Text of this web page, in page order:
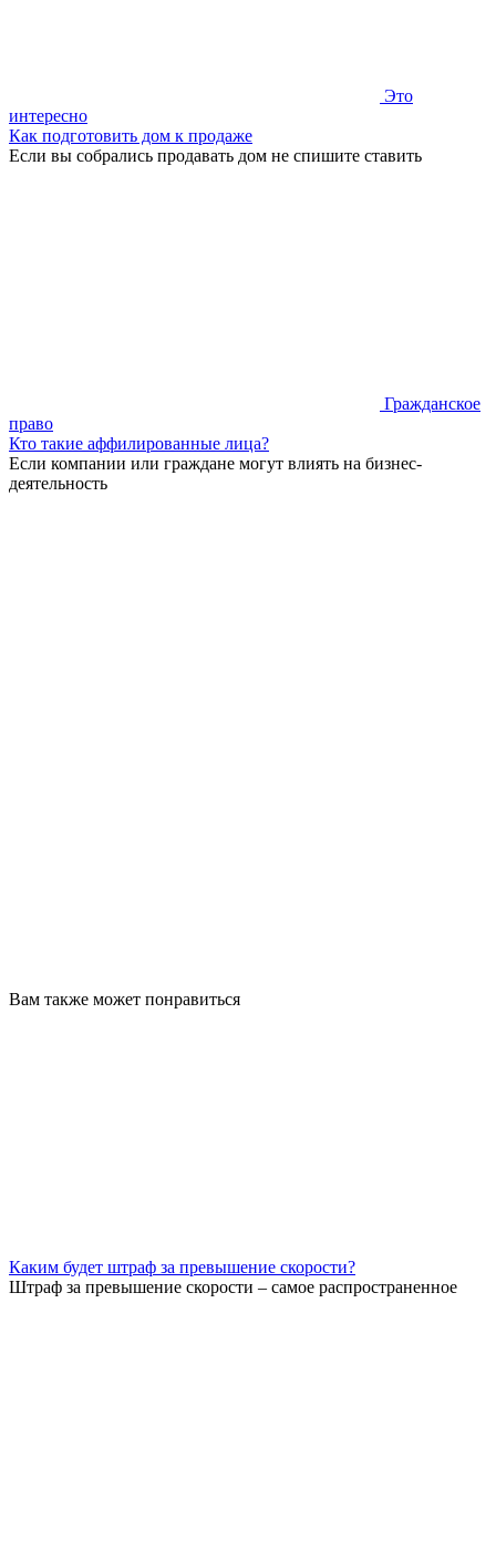
Это
интересно
Как подготовить дом к продаже
Если вы собрались продавать дом не спишите ставить
Гражданское
право
Кто такие аффилированные лица?
Если компании или граждане могут влиять на бизнес-
деятельность
Вам также может понравиться
Каким будет штраф за превышение скорости?
Штраф за превышение скорости – самое распространенное